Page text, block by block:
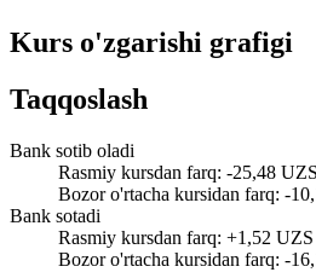
Kurs o'zgarishi grafigi
Taqqoslash
Bank sotib oladi
Rasmiy kursdan farq: -25,48 UZS
Bozor o'rtacha kursidan farq: -
Bank sotadi
Rasmiy kursdan farq: +1,52 UZS
Bozor o'rtacha kursidan farq: -